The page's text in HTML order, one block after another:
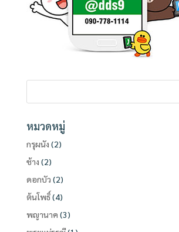
หมวดหมู่
กรุผนัง (2)
ช้าง (2)
ดอกบัว (2)
ต้นโพธิ์(4)
พญานาค (3)